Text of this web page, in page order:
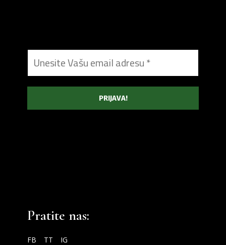
Pratite nas:
FB TT IG